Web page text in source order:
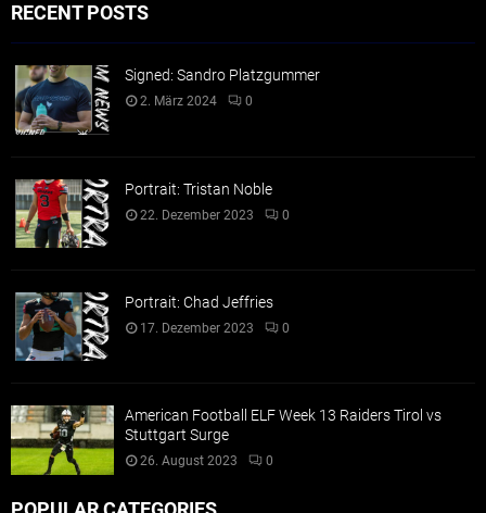
RECENT POSTS
Signed: Sandro Platzgummer
2. März 2024 0
Portrait: Tristan Noble
22. Dezember 2023 0
Portrait: Chad Jeffries
17. Dezember 2023 0
American Football ELF Week 13 Raiders Tirol vs
Stuttgart Surge
26. August 2023 0